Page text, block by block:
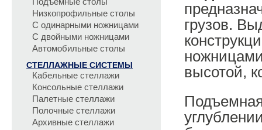
Низкопрофильные столы
С одинарными ножницами
С двойными ножницами
Автомобильные столы
СТЕЛЛАЖНЫЕ СИСТЕМЫ
Кабельные стеллажи
Консольные стеллажи
Палетные стеллажи
Полочные стеллажи
Архивные стеллажи
грузов.
высотой,